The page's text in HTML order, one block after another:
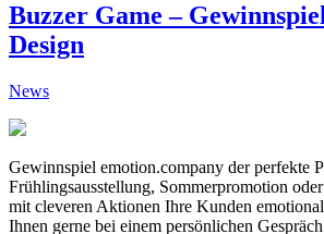
Buzzer Game –
Design
News
Gewinnspiel emotion.company der perfekte
Frühlingsausstellung, Sommerpromotion
mit cleveren Aktionen Ihre Kunden
Ihnen gerne bei einem persönlichen